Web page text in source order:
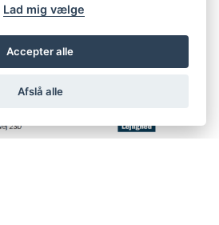
Lad mig vælge
Accepter alle
Afslå alle